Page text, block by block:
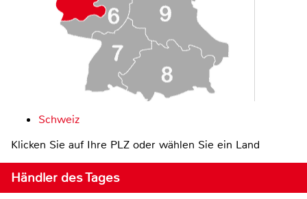
Schweiz
Klicken Sie auf Ihre PLZ oder wählen Sie ein Land
Händler des Tages